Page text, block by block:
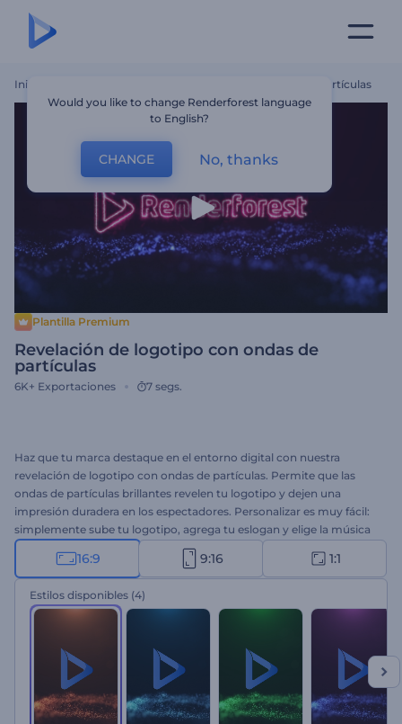
Inicio Revelación De Logotipo Con Ondas De Partículas
Plantilla Premium
Revelación de logotipo con ondas de
partículas
6K+ Exportaciones 7 segs.
Haz que tu marca destaque en el entorno digital con nuestra
revelación de logotipo con ondas de partículas. Permite que las
ondas de partículas brillantes revelen tu logotipo y dejen una
impresión duradera en los espectadores. Personalizar es muy fácil:
simplemente sube tu logotipo, agrega tu eslogan y elige la música
de fondo de nuestra Biblioteca de Música. Ya sea para una
introducción corporativa, presentación de producto o un proyecto
creativo, esta intro aportará a tu marca un estilo sofisticado.
¡Empieza a crear ahora!
16:9 9:16 1:1
Estilos disponibles (4)
Would you like to change Renderforest language
to English?
CHANGE No, thanks